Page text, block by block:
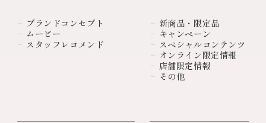
ブランドコンセプト
ムービー
スタッフレコメンド
新商品・限定品
キャンペーン
スペシャルコンテンツ
オンライン限定情報
店舗限定情報
その他